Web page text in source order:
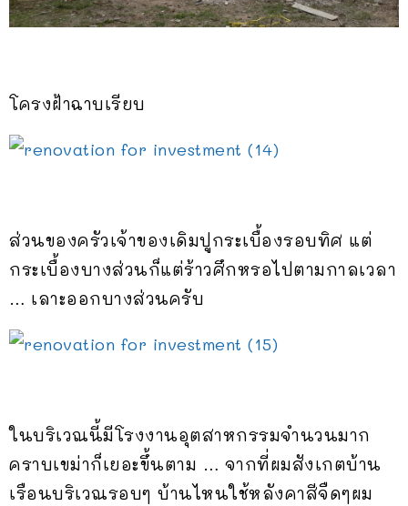
โครงฝ้าฉาบเรียบ
ส่วนของครัวเจ้าของเดิมปูกระเบื้องรอบทิศ แต่
กระเบื้องบางส่วนก็แต่ร้าวศึกหรอไปตามกาลเวลา
… เลาะออกบางส่วนครับ
ในบริเวณนี้มีโรงงานอุตสาหกรรมจำนวนมาก
คราบเขม่าก็เยอะขึ้นตาม … จากที่ผมสังเกตบ้าน
เรือนบริเวณรอบๆ บ้านไหนใช้หลังคาสีจืดๆผม